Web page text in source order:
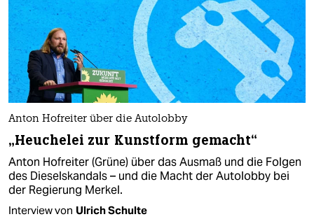
Anton Hofreiter über die Autolobby
„Heuchelei zur Kunstform gemacht“
Anton Hofreiter (Grüne) über das Ausmaß und die Folgen
des Dieselskandals – und die Macht der Autolobby bei
der Regierung Merkel.
Interview von Ulrich Schulte